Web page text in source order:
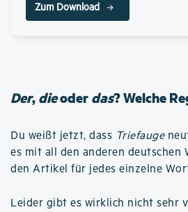
Zum Download
Der,dieoderdas? Welche
Du weißt jetzt, dass Triefauge
es mit all den anderen deutschen
den Artikel für jedes einzelne
Leider gibt es wirklich nicht sehr